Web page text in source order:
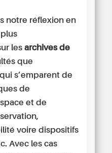
notre réflexion en
lesarchives de
que
s’emparent de
de
et de
voire dispositifs
Avec les cas